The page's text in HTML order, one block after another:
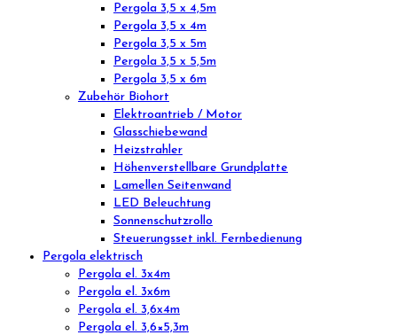
Pergola 3,5 x 4,5m
Pergola 3,5 x 4m
Pergola 3,5 x 5m
Pergola 3,5 x 5,5m
Pergola 3,5 x 6m
Zubehör Biohort
Elektroantrieb / Motor
Glasschiebewand
Heizstrahler
Höhenverstellbare Grundplatte
Lamellen Seitenwand
LED Beleuchtung
Sonnenschutzrollo
Steuerungsset inkl. Fernbedienung
Pergola elektrisch
Pergola el. 3x4m
Pergola el. 3x6m
Pergola el. 3,6x4m
Pergola el. 3,6×5,3m